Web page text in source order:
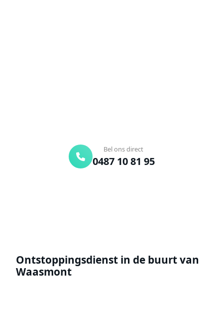
Bel ons direct
0487 10 81 95
Ontstoppingsdienst in de buurt van
Waasmont